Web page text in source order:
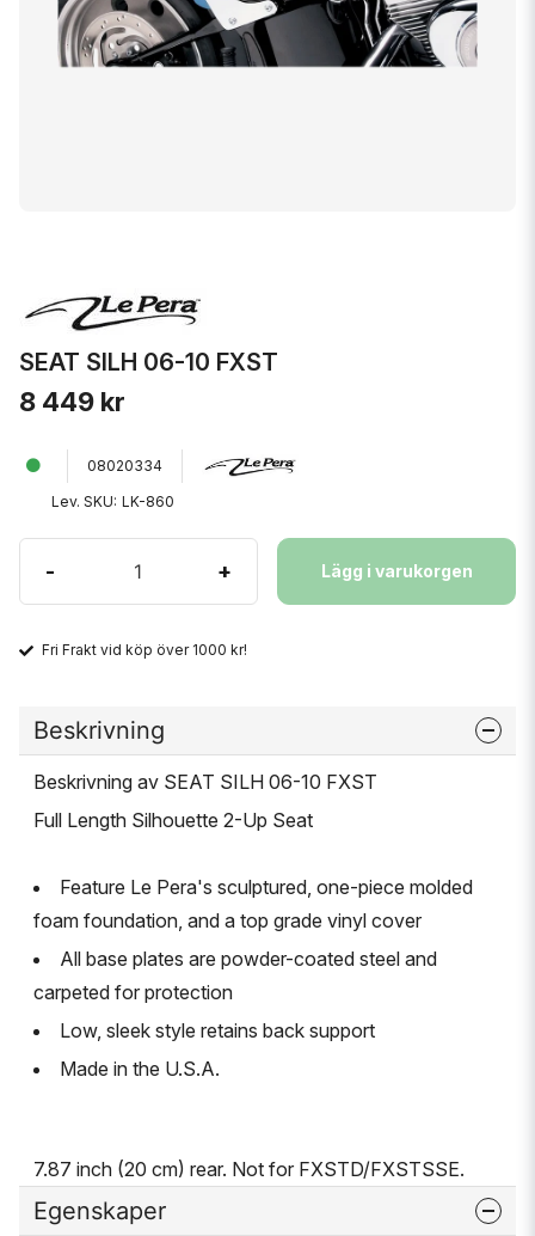
SEAT SILH 06-10 FXST
8 449 kr
08020334
Lev. SKU: LK-860
- + Lägg i varukorgen
Fri Frakt vid köp över 1000 kr!
Beskrivning
Beskrivning av SEAT SILH 06-10 FXST
Full Length Silhouette 2-Up Seat
Feature Le Pera's sculptured, one-piece molded
foam foundation, and a top grade vinyl cover
All base plates are powder-coated steel and
carpeted for protection
Low, sleek style retains back support
Made in the U.S.A.
7.87 inch (20 cm) rear. Not for FXSTD/FXSTSSE.
Egenskaper